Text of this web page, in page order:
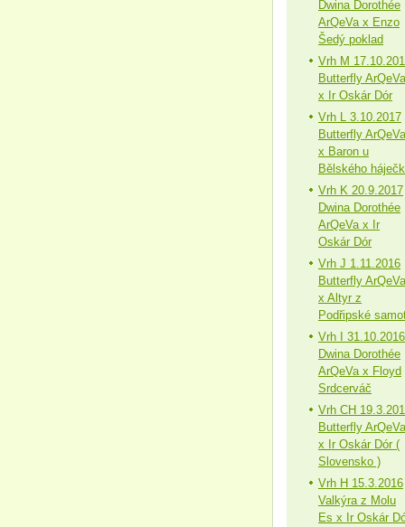
Dwina Dorothée
ArQeVa x Enzo
Šedý poklad
Vrh M
Butterfly ArQeVa
x Ir Oskár Dór
Vrh L 3.10.2017
Butterfly ArQeVa
x Baron u
Bělského
Vrh K 20.9.2017
Dwina Dorothée
ArQeVa x Ir
Oskár Dór
Vrh J 1.11.2016
Butterfly ArQeVa
x Altyr z
Podřipské
Vrh I 31.10.2016
Dwina Dorothée
ArQeVa x Floyd
Srdcerváč
Vrh CH
Butterfly ArQeVa
x Ir Oskár Dór (
Slovensko )
Vrh H 15.3.2016
Valkýra z Molu
Es x Ir Oskár